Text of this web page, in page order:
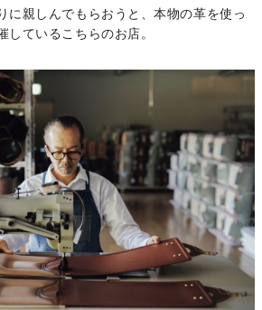
に親しんでもらおうと、本物の革を使っ
しているこちらのお店。